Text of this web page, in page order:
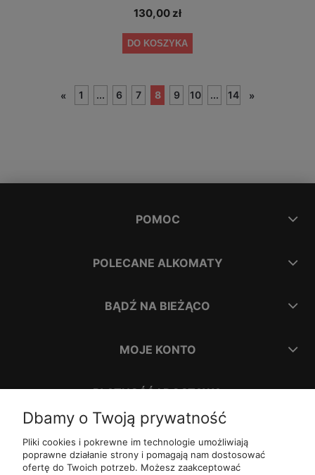
130,00 zł
DO KOSZYKA
« 1 ... 6 7 8 9 10 ... 14 »
POMOC
POLECANE ALKOMATY
BĄDŹ NA BIEŻĄCO
MOJE KONTO
PŁATNOŚĆ I DOSTAWA
INFORMACJE
Dbamy o Twoją prywatność
Pliki cookies i pokrewne im technologie umożliwiają
poprawne działanie strony i pomagają nam dostosować
ofertę do Twoich potrzeb. Możesz zaakceptować